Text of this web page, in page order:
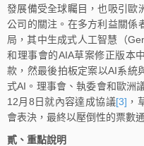
發展備受全球矚目，也吸引歐
公司的關注。在多方利益關係
局，其中生成式人工智慧（
和理事會的AIA草案修正版本
款，然最後拍板定案以AI系統
式AI。理事會、執委會和歐洲
12月8日就內容達成協議[3] ，
會表決，最終以壓倒性的票數
貳、重點說明